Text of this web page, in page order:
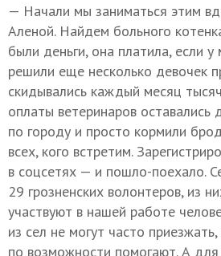
— Начали мы заниматься этим
Аленой. Найдем больного
были деньги, она платила, если
решили еще несколько девочек
скидывались каждый месяц
оплаты ветеринаров оставались
по городу и просто кормили
всех, кого встретим.
в соцсетях — и пошло-поехало.
29 грозненских волонтеров, из
участвуют в нашей работе
из сел не могут часто
по возможности помогают. А